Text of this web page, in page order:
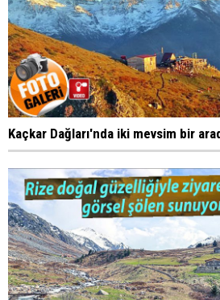
Kaçkar Dağları'nda iki mevsim bir